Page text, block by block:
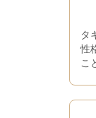
タ
性
こ